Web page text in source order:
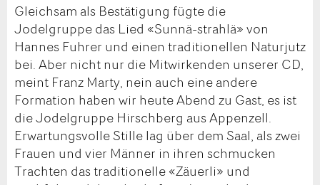
Gleichsam als Bestätigung fügte die
Jodelgruppe das Lied «Sunnä-strahlä» von
Hannes Fuhrer und einen traditionellen Naturjutz
bei. Aber nicht nur die Mitwirkenden unserer CD,
meint Franz Marty, nein auch eine andere
Formation haben wir heute Abend zu Gast, es ist
die Jodelgruppe Hirschberg aus Appenzell.
Erwartungsvolle Stille lag über dem Saal, als zwei
Frauen und vier Männer in ihren schmucken
Trachten das traditionelle «Zäuerli» und